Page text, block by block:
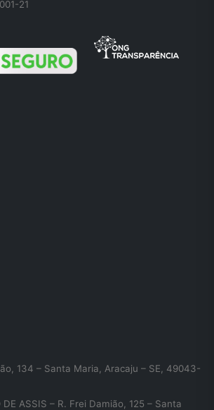
21
134 – Santa Maria, Aracaju – SE, 49043-
DE ASSIS – R. Frei Damião, 125 – Santa